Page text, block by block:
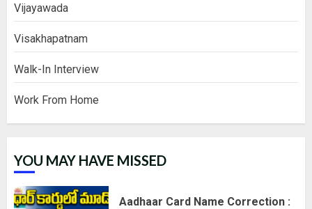
Vijayawada
Visakhapatnam
Walk-In Interview
Work From Home
YOU MAY HAVE MISSED
Aadhaar Card Name Correction :